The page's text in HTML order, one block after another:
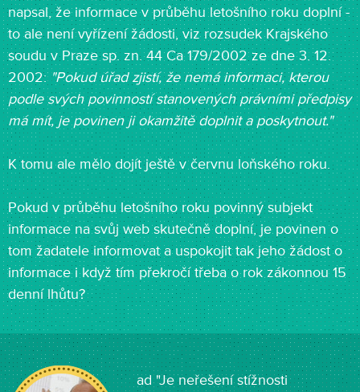
napsal, že informace v průběhu letošního roku doplní -
to ale není vyřízení žádosti, viz rozsudek Krajského
soudu v Praze sp. zn. 44 Ca 179/2002 ze dne 3. 12.
2002:"Pokud úřad zjistí, že nemá informaci, kterou
podle svých povinností stanovených právními předpisy
má mít, je povinen ji okamžitě doplnit a poskytnout."
K tomu ale mělo dojít ještě v červnu loňského roku.
Pokud v průběhu letošního roku povinný subjekt
informace na svůj web skutečně doplní, je povinen o
tom žadatele informovat a uspokojit tak jeho žádost o
informace i když tím překročí třeba o rok zákonnou 15
denní lhůtu?
ad "Je neřešení stížnosti